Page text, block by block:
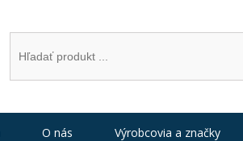
O nás Výrobcovia a značky